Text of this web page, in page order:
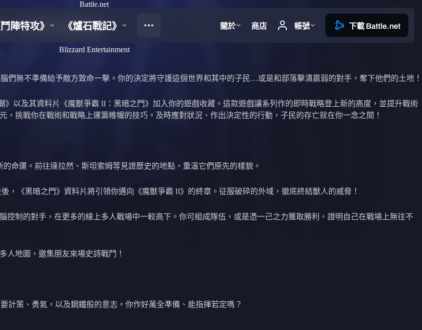
Battle.net
，挺身為榮耀奮戰
Blizzard Entertainment
們無不準備給予敵方致命一擊。你的決定將守護這個世界和其中的子民…或是和部落擊潰羸弱的對手，奪下他們的土地！
》以及其資料片《魔獸爭霸 II：黑暗之門》加入你的遊戲收藏。這款遊戲讓系列作的即時戰略登上新的高度，並提升戰術
挑戰你在戰術和戰略上運籌帷幄的技巧。及時應對狀況、作出決定性的行動，子民的存亡就在你一念之間！
命運。前往達拉然、斯坦索姆等見證歷史的地點，重溫它們原先的樣貌。
，《黑暗之門》資料片將引領你邁向《魔獸爭霸 II》的終章。征服破碎的外域，徹底終結獸人的威脅！
控制的對手，在更多的線上多人戰場中一較高下。你可組成隊伍，或是憑一己之力獲取勝利，證明自己在戰場上無往不
人地圖，邀集朋友來場史詩戰鬥！
計策、勇氣，以及鋼鐵般的意志。你作好萬全準備、能指揮若定嗎？